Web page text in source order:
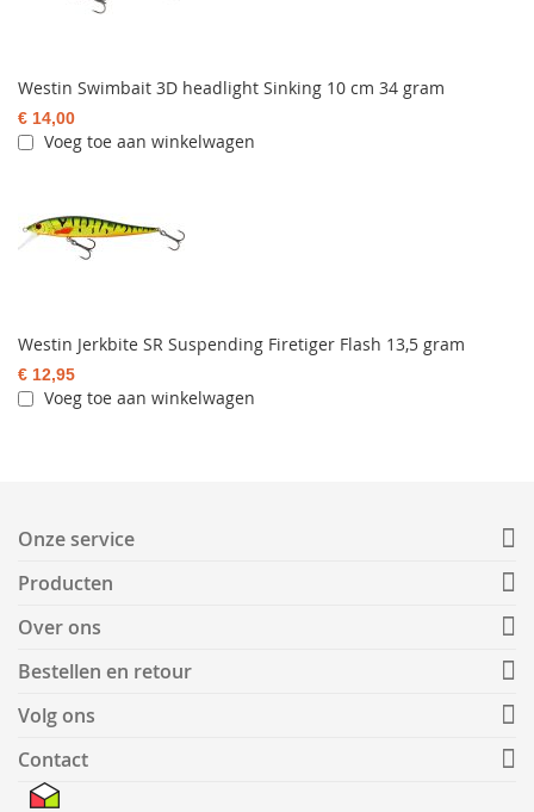
Westin Swimbait 3D headlight Sinking 10 cm 34 gram
€ 14,00
Voeg toe aan winkelwagen
Westin Jerkbite SR Suspending Firetiger Flash 13,5 gram
€ 12,95
Voeg toe aan winkelwagen
Onze service
Producten
Over ons
Bestellen en retour
Volg ons
Contact